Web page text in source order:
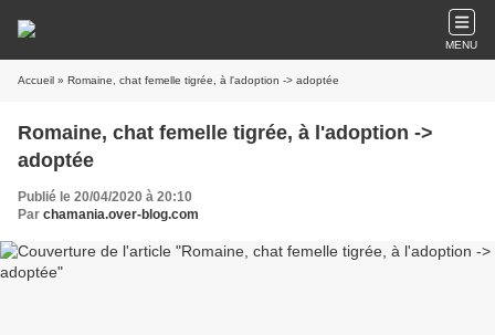
MENU
Accueil » Romaine, chat femelle tigrée, à l'adoption -> adoptée
Romaine, chat femelle tigrée, à l'adoption ->
adoptée
Publié le 20/04/2020 à 20:10
Par chamania.over-blog.com